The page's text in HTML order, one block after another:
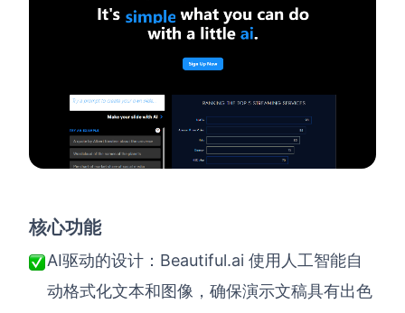
核心功能
AI驱动的设计：Beautiful.ai 使用人工智能自
动格式化文本和图像，确保演示文稿具有出色